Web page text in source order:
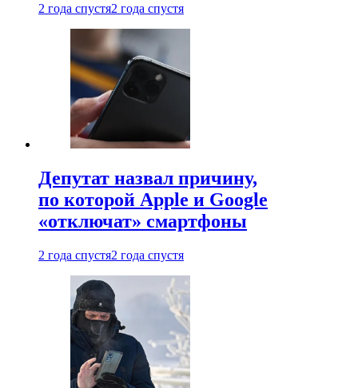
2 года спустя2 года спустя
Депутат назвал причину,
по которой Apple и Google
«отключат» смартфоны
2 года спустя2 года спустя